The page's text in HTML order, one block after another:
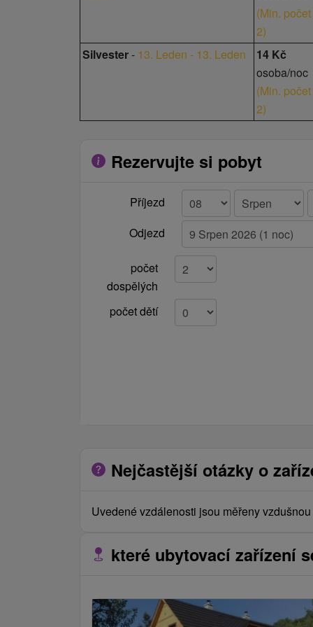
(Min.
2)
Silvester- 13. Leden - 13. Leden
14 Kč
osoba/noc
(Min.
2)
Rezervujte si pobyt
Příjezd
Odjezd
počet
dospělých
počet dětí
Nejčastější otázky o
Uvedené vzdálenosti jsou měřeny
které ubytovací zařízení